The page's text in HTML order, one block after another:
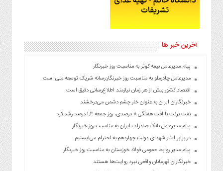
آخرین خبر ها
پیام مدیرعامل بیمه کوثر به مناسبت روز خبرنگار
مدیرعامل چادرملو به مناسبت روز خبرنگار:رسانه شریک توسعه ملی است
اقتصاد کشور بیش از هر زمان نیازمند اطلاع‌رسانی دقیق است
خبرنگاران ایران به عنوان خار چشم دشمن می‌درخشند
نفت برنت با افت هفتگی ۸ درصدی، روز جمعه ۱.۳ درصد رشد کرد
پیام مدیرعامل بانک صادرات ایران به مناسبت روز خبرنگار
در برابر ایثار شهدای دولت چهاردهم به احترام می‌ایستیم
پیام مدیر روابط عمومی فولاد خوزستان به مناسبت روز خبرنگار
خبرنگاران قهرمانان واقعی نبرد روایت‌ها هستند